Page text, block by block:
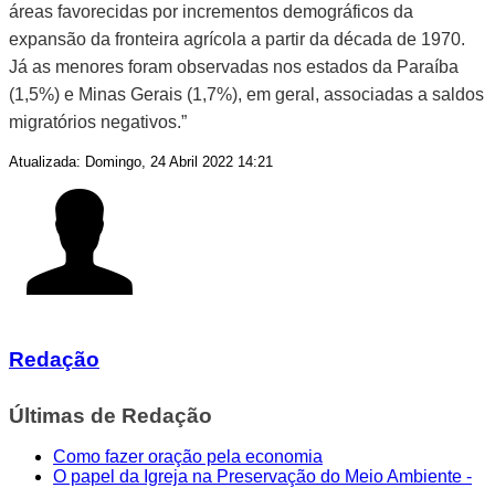
áreas favorecidas por incrementos demográficos da
expansão da fronteira agrícola a partir da década de 1970.
Já as menores foram observadas nos estados da Paraíba
(1,5%) e Minas Gerais (1,7%), em geral, associadas a saldos
migratórios negativos.”
Atualizada: Domingo, 24 Abril 2022 14:21
Redação
Últimas de Redação
Como fazer oração pela economia
O papel da Igreja na Preservação do Meio Ambiente -